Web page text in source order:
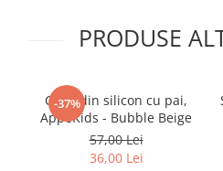
Saltele 127x 63 cm
Saltele 160x80 cm
Saltele120x60 cm
Saltelute de activitati
Tablite magetice si accesorii
PRODUSE
-37%
Cana din silicon cu pai,
AppeKids - Bubble Beige
57,00 Lei
36,00 Lei